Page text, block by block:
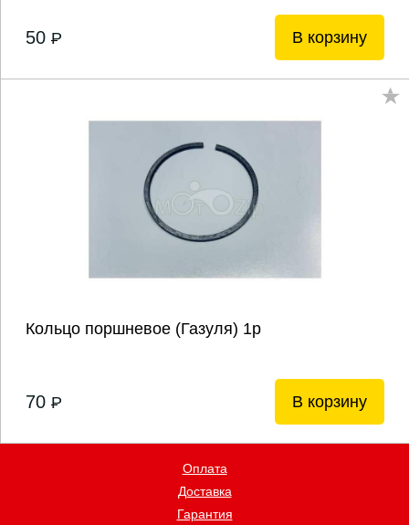
50 P В корзину
Кольцо поршневое (Газуля) 1р
70 P В корзину
Оплата
Доставка
Гарантия